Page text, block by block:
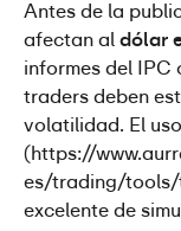
Antes de la
afectan al dólar
informes del IPC
traders deben
volatilidad. El
(https://
es/trading/tools/
excelente de